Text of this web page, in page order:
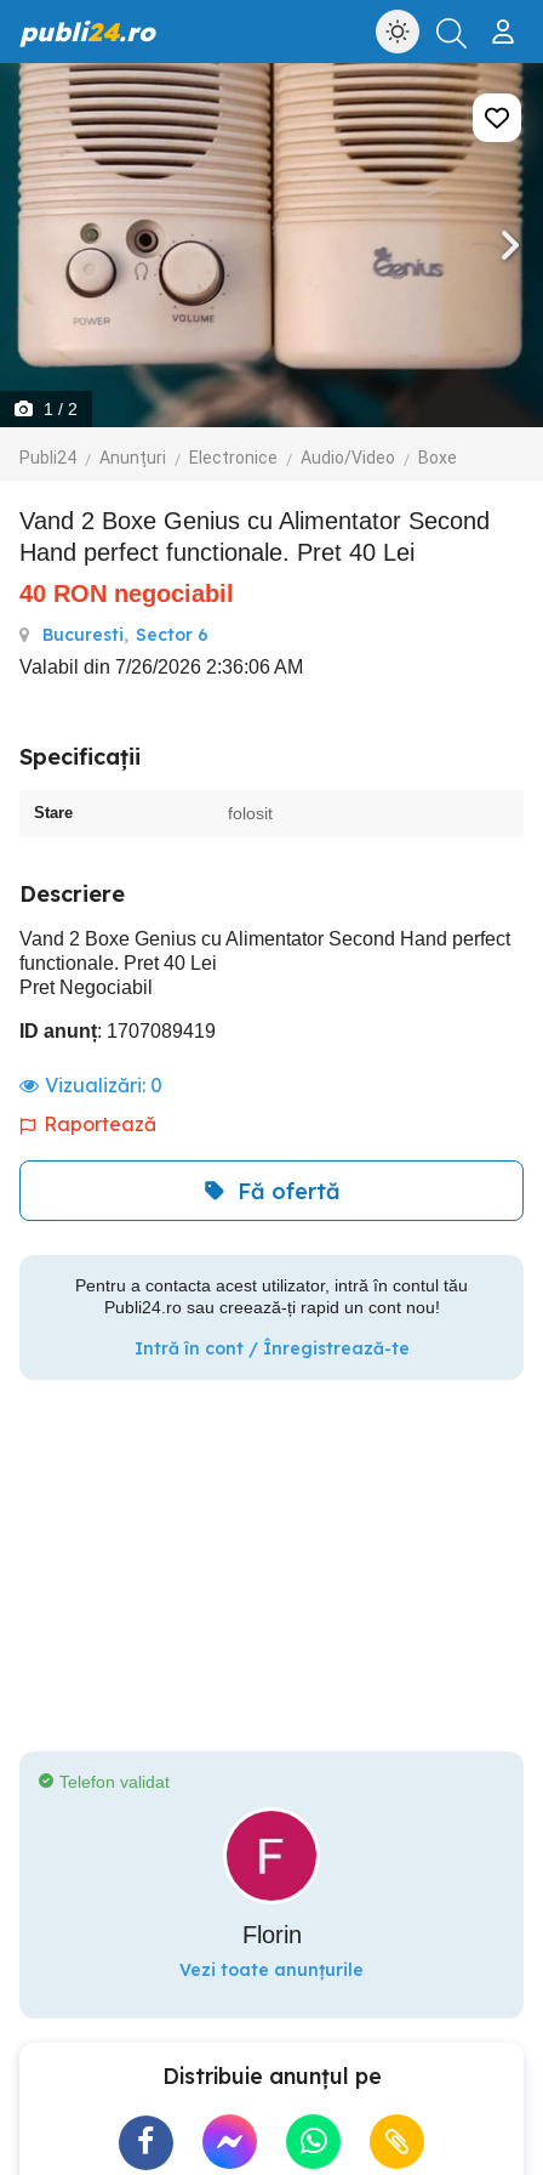
publi24.ro
1 / 2
Publi24 Anunțuri Electronice Audio/Video Boxe
Vand 2 Boxe Genius cu Alimentator Second
Hand perfect functionale. Pret 40 Lei
40 RON negociabil
Bucuresti, Sector 6
Valabil din 7/26/2026 2:36:06 AM
Specificații
Stare folosit
Descriere
Vand 2 Boxe Genius cu Alimentator Second Hand perfect
functionale. Pret 40 Lei
Pret Negociabil
ID anunț: 1707089419
Vizualizări: 0
Raportează
Fă ofertă
Pentru a contacta acest utilizator, intră în contul tău
Publi24.ro sau creează-ți rapid un cont nou!
Intră în cont / Înregistrează-te
Telefon validat
Florin
Vezi toate anunțurile
Distribuie anunțul pe